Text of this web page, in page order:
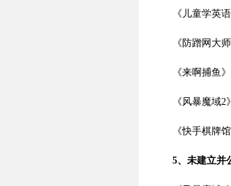
《儿童学英
《防蹭网大
《来啊捕鱼
《风暴魔域2
《快手棋牌
5、未建立并